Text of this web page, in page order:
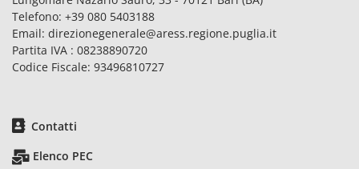
Telefono: +39 080 5403188
Email: direzionegenerale@aress.regione.puglia.it
Partita IVA : 08238890720
Codice Fiscale: 93496810727
Contatti
Elenco PEC